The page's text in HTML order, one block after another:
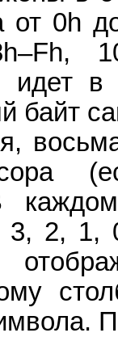
от 0h
идет в
байт
2, 1,